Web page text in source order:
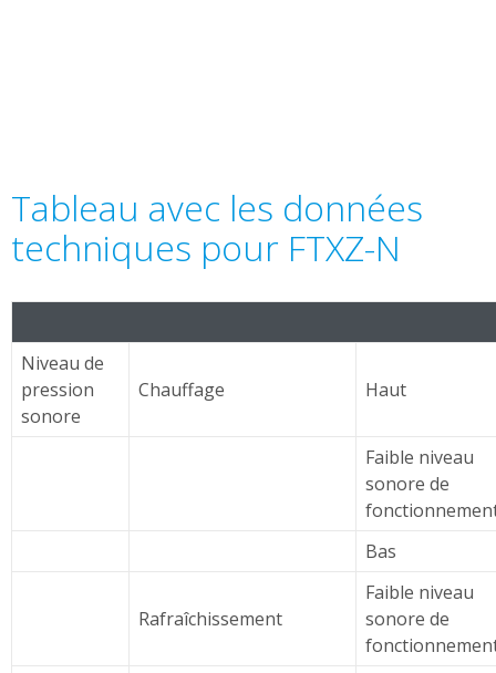
Tableau avec les données
techniques pour FTXZ-N
Niveau de
pression
sonore
Chauffage Haut
Faible niveau
sonore de
Bas
Rafraîchissement
Faible niveau
sonore de